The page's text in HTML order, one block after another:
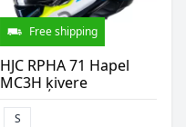
Free shipping
HJC RPHA 71 Hapel
MC3H ķivere
S